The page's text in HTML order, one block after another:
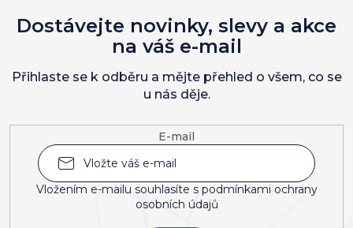
E-mail
Vložením e-mailu souhlasíte s podmínkami ochrany
osobních údajů
Dostávejte novinky, slevy a akce
na váš e-mail
Přihlaste se k odběru a mějte přehled o všem, co se
u nás děje.